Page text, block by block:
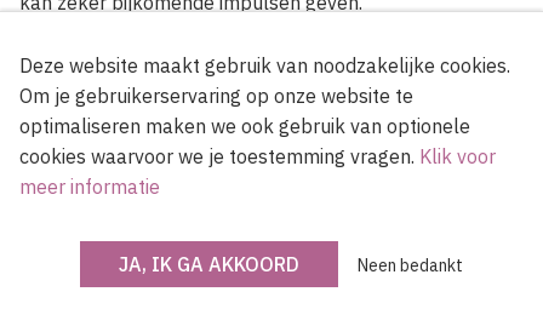
Deze website maakt gebruik van noodzakelijke cookies.
Om je gebruikerservaring op onze website te
optimaliseren maken we ook gebruik van optionele
cookies waarvoor we je toestemming vragen. Klik voor
meer informatie
JA, IK GA AKKOORD Neen bedankt